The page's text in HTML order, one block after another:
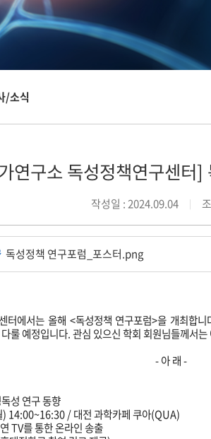
/소식
연구소 독성정책연구센터]
작성일 : 2024.09.04
독성정책 연구포럼_포스터.png
터에서는 올해 <독성정책 연구포럼>을 개최합
룰 예정입니다. 관심 있으신 학회 회원님들께서
- 아 래 -
성 연구 동향
14:00~16:30 / 대전 과학카페 쿠아(QUA)
TV를 통한 온라인 송출